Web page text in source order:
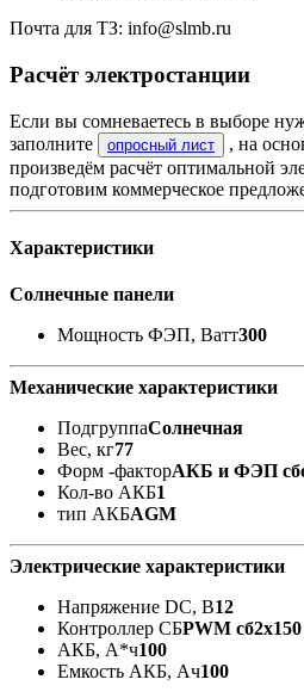
Почта для ТЗ: info@slmb.ru
Расчёт электростанции
Если вы сомневаетесь в выборе
заполните
опросный лист
, на
произведём расчёт оптимальной
подготовим коммерческое
Характеристики
Солнечные панели
Мощность ФЭП, Ватт300
Механические характеристики
ПодгруппаСолнечная
Вес, кг77
Форм -факторАКБ и ФЭП
Кол-во АКБ1
тип АКБAGM
Электрические характеристики
Напряжение DC, В12
Контроллер СБPWM сб2x150
АКБ, А*ч100
Емкость АКБ, Ач100